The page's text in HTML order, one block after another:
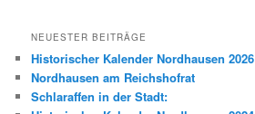
NEUESTER BEITRÄGE
Historischer Kalender Nordhausen 2026
Nordhausen am Reichshofrat
Schlaraffen in der Stadt: